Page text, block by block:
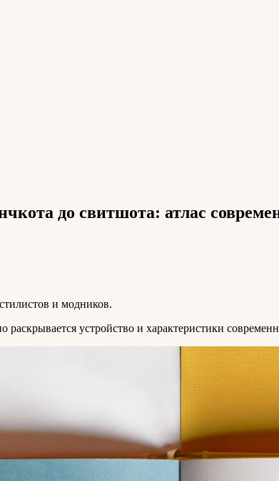
до свитшота: атлас
и модников.
устройство и характеристики